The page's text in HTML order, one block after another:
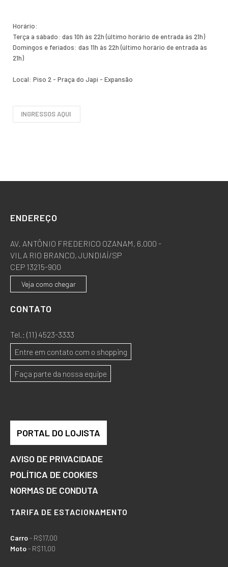
Horário:
Terça a sábado: das 10h às 22h (último horário de entrada às 21h)
Domingos e feriados: das 11h às 22h (último horário de entrada às
21h)
Local: Piso 2 - Praça do Japi - Expansão
ENDEREÇO
AV. ANTÔNIO FREDERICO OZANAM, 6.000 -
VILA RIO BRANCO, JUNDIAÍ/SP
CEP 13215-900
Veja como chegar
CONTATO
Tel.: (11) 4523-3333
Entre em contato com o shopping
Faça parte da nossa equipe
PORTAL DO LOJISTA
AVISO DE PRIVACIDADE
POLÍTICA DE COOKIES
NORMAS DE CONDUTA
TARIFA DE ESTACIONAMENTO
Carro- R$17,00
Moto- R$11,00